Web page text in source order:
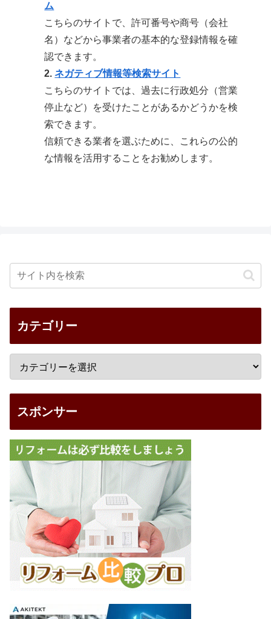
ム
こちらのサイトで、許可番号や商号（会社
名）などから事業者の基本的な登録情報を確
認できます。
2.ネガティブ情報等検索サイト
こちらのサイトでは、過去に行政処分（営業
停止など）を受けたことがあるかどうかを検
索できます。
信頼できる業者を選ぶために、これらの公的
な情報を活用することをお勧めします。
カテゴリー
スポンサー